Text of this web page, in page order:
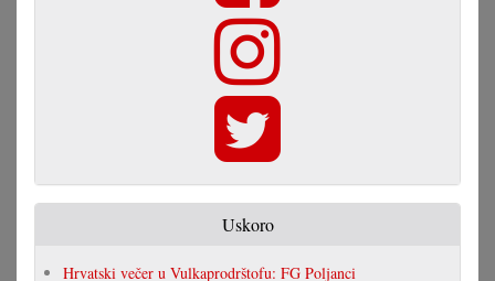
Uskoro
Hrvatski večer u Vulkaprodrštofu: FG Poljanci